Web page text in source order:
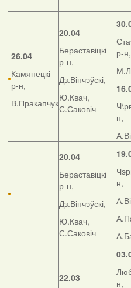
26.04
Камянецкі
р-н,
В.Пракапчук
20.04
Бераставіцкі
р-н,
Дз.Вінчэўскі,
Ю.Квач,
С.Саковіч
р-н,
н,
20.04
Бераставіцкі
р-н,
Дз.Вінчэўскі,
Ю.Квач,
С.Саковіч
н,
22.03
н,